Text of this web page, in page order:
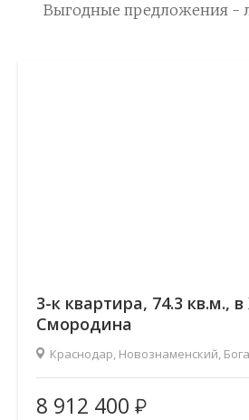
Выгодные предложения -
3-к квартира, 74.3 кв.м.,
Смородина
Краснодар, Новознаменский,
Площадь (общ/жил/кух), м2:
Количество комнат:
8 912 400